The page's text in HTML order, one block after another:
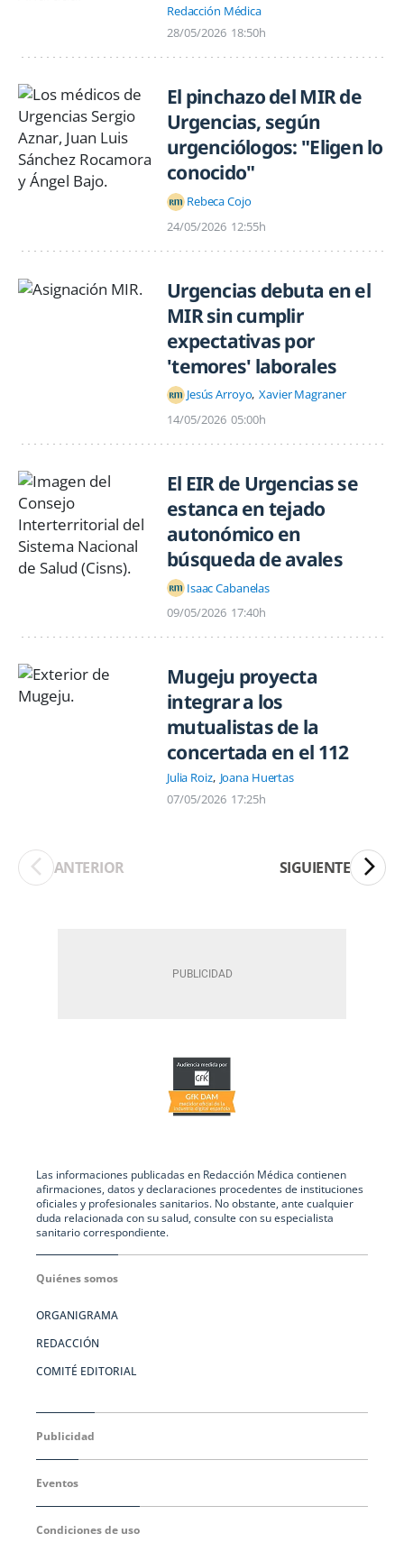
Redacción Médica
28/05/2026 18:50h
El pinchazo del MIR de
Urgencias, según
urgenciólogos: "Eligen lo
conocido"
Rebeca Cojo
24/05/2026 12:55h
Urgencias debuta en el
MIR sin cumplir
expectativas por
'temores' laborales
Jesús Arroyo Xavier Magraner
14/05/2026 05:00h
El EIR de Urgencias se
estanca en tejado
autonómico en
búsqueda de avales
Isaac Cabanelas
09/05/2026 17:40h
Mugeju proyecta
integrar a los
mutualistas de la
concertada en el 112
Julia Roiz Joana Huertas
07/05/2026 17:25h
ANTERIOR SIGUIENTE
Las informaciones publicadas en Redacción Médica contienen
afirmaciones, datos y declaraciones procedentes de instituciones
oficiales y profesionales sanitarios. No obstante, ante cualquier
duda relacionada con su salud, consulte con su especialista
sanitario correspondiente.
Quiénes somos
ORGANIGRAMA
REDACCIÓN
COMITÉ EDITORIAL
Publicidad
Eventos
Condiciones de uso